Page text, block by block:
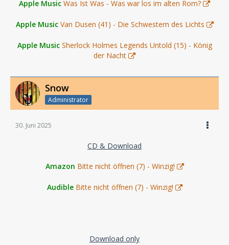
Apple Music Was Ist Was - Was war los im alten Rom?
Apple Music Van Dusen (41) - Die Schwestern des Lichts
Apple Music Sherlock Holmes Legends Untold (15) - König
der Nacht
Snow
Administrator
30. Juni 2025
CD & Download
Amazon Bitte nicht öffnen (7) - Winzig!
Audible Bitte nicht öffnen (7) - Winzig!
Download only